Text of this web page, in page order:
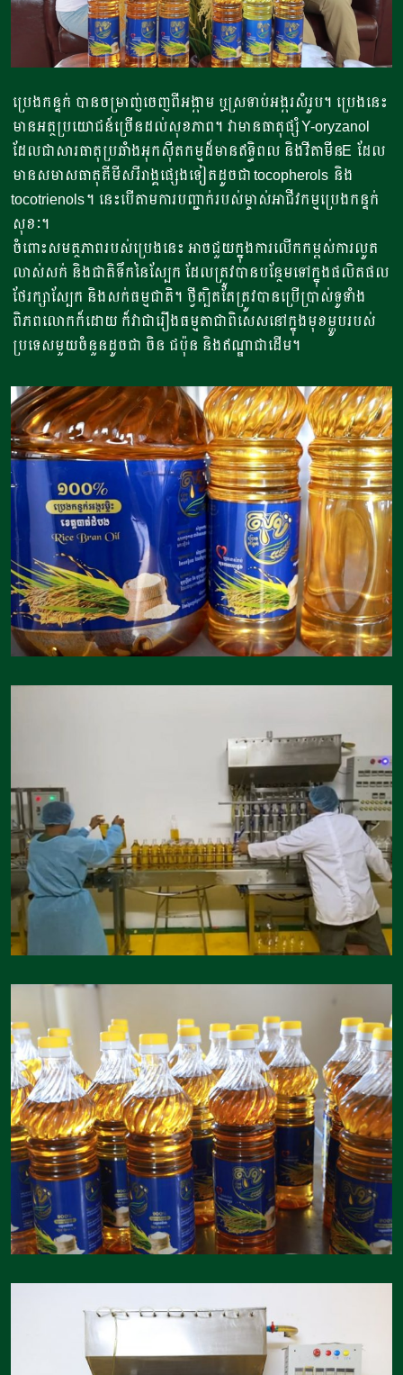
ប្រេងកន្ទក់ បានចម្រាញ់ចេញពីអង្កាម ឬស្រទាប់អង្ករសំរូប។ ប្រេងនេះ
មានអត្ថប្រយោជន៍ច្រើនដល់សុខភាព។ វាមានធាតុផ្សំ Y-oryzanol
ដែលជាសារធាតុប្រឆាំងអុកស៊ីតកម្មដ៏មានឥទ្ធិពល និងវីតាមីនE ដែល
មានសមាសធាតុគីមីសរីរាង្គផ្សេងទៀតដូចជា tocopherols និង
tocotrienols។ នេះបើតាមការបញ្ជាក់របស់ម្ចាស់អាជីវកម្មប្រេងកន្ទក់
សុខៈ។
ចំពោះសមត្ថភាពរបស់ប្រេងនេះ អាចជួយក្នុងការលើកកម្ពស់ការលូត
លាស់សក់ និងជាតិទឹកនៃស្បែក ដែលត្រូវបានបន្ថែមទៅក្នុងផលិតផល
ថែរក្សាស្បែក និងសក់ធម្មជាតិ។ ថ្វីត្បិតតែត្រូវបានប្រើប្រាស់ទូទាំង
ពិភពលោកក៏ដោយ ក៏វាជារឿងធម្មតាជាពិសេសនៅក្នុងមុខម្ហូបរបស់
ប្រទេសមួយចំនួនដូចជា ចិន ជប៉ុន និងឥណ្ឌាជាដើម។